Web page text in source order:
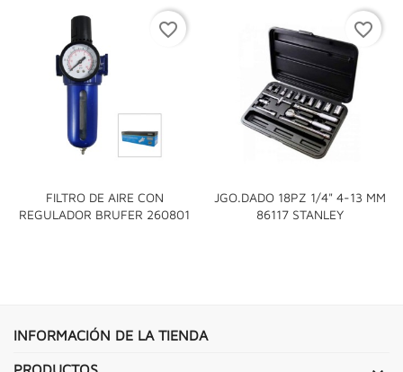
FILTRO DE AIRE CON
REGULADOR BRUFER 260801
favorite_border
JGO.DADO 18PZ 1/4" 4-13 MM
86117 STANLEY
favorite_border
INFORMACIÓN DE LA TIENDA